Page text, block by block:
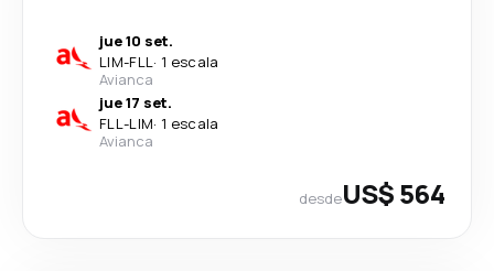
jue 10 set.
LIM-FLL· 1 escala
Avianca
jue 17 set.
FLL-LIM· 1 escala
Avianca
desdeUS$ 564